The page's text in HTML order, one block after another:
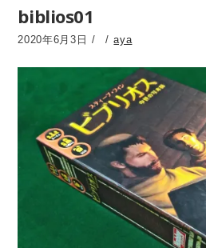
スbiblios01
2020年6月3日 aya